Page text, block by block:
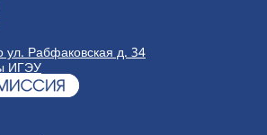
ул. Рабфаковская д. 34
ИГЭУ